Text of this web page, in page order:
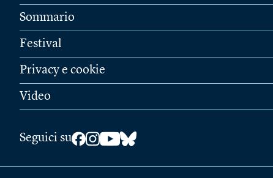
Sommario
Festival
Privacy e cookie
Video
Seguici su